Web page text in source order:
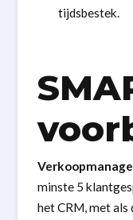
tijdsbestek.
minste 5
het CRM, met